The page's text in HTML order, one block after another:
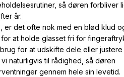
så døren forbliver
år.
er det ofte nok med en blød klud
at holde glasset fri for
for at udskifte dele eller justere
naturligvis til rådighed, så døren
gennem hele sin levetid.